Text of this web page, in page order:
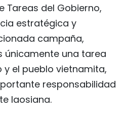
Tareas del Gobierno,
estratégica y
campaña,
únicamente una tarea
y el pueblo vietnamita,
responsabilidad
laosiana.